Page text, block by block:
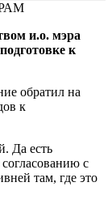
и.о. мэра
к
обратил на
к
Да есть
с
там, где это